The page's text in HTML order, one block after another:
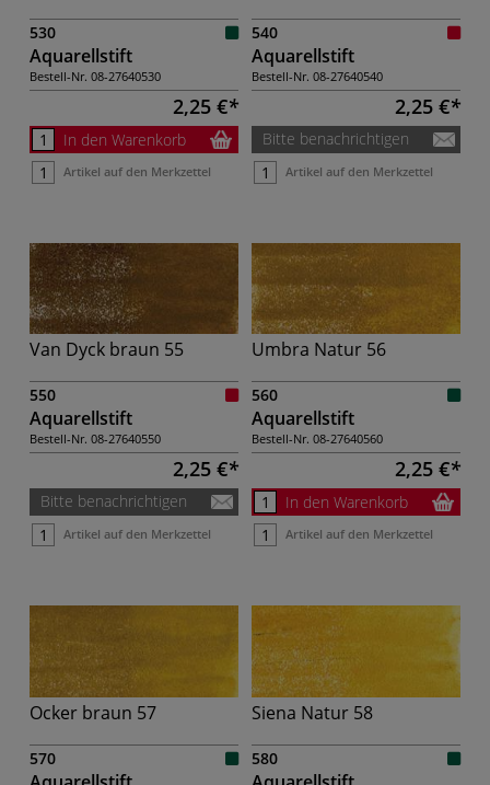
530
Aquarellstift
Bestell-Nr. 08-27640530
2,25 €
In den Warenkorb
Artikel auf den Merkzettel
540
Aquarellstift
Bestell-Nr. 08-27640540
2,25 €
Bitte benachrichtigen
Artikel auf den Merkzettel
Van Dyck braun 55
550
Aquarellstift
Bestell-Nr. 08-27640550
2,25 €
Bitte benachrichtigen
Artikel auf den Merkzettel
Umbra Natur 56
560
Aquarellstift
Bestell-Nr. 08-27640560
2,25 €
In den Warenkorb
Artikel auf den Merkzettel
Ocker braun 57
570
Siena Natur 58
580